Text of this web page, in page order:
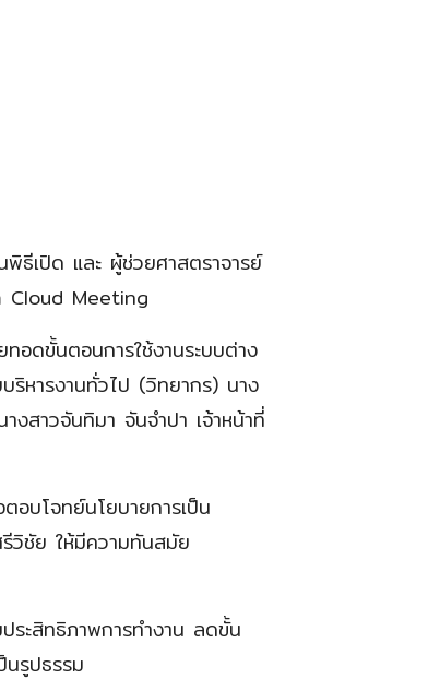
พิธีเปิด และ ผู้ช่วยศาสตราจารย์
Cloud Meeting
อดขั้นตอนการใช้งานระบบต่าง
หารงานทั่วไป (วิทยากร) นาง
สาวจันทิมา จันจำปา เจ้าหน้าที่
อบโจทย์นโยบายการเป็น
รีวิชัย ให้มีความทันสมัย
ระสิทธิภาพการทำงาน ลดขั้น
นรูปธรรม